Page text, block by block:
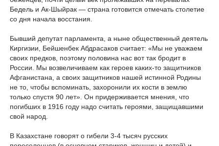
Бедель и Ак-Шыйрак — страна готовится отмечать столетие
со дня начала восстания.
Бывший депутат парламента, а ныне общественный деятель
Киргизии, Бейшенбек Абдрасаков считает: «Мы не уважаем
своих предков, поэтому половина нас вот так бродит в
России. Мы возвеличиваем как героев каких-то защитников
Афганистана, а своих защитников нашей истинной Родины
не то, чтобы вспоминать, захоронили их кости в землю
только спустя 90 лет». Он придерживается мнения, что
погибших в 1916 году надо считать героями, защищавшими
свой народ.
В Казахстане говорят о гибели 3-4 тысяч русских